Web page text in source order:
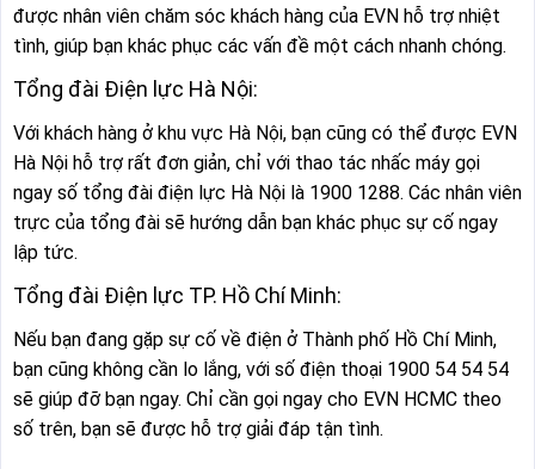
được nhân viên chăm sóc khách hàng của EVN hỗ trợ nhiệt
tình, giúp bạn khác phục các vấn đề một cách nhanh chóng.
Tổng đài Điện lực Hà Nội:
Với khách hàng ở khu vực Hà Nội, bạn cũng có thể được EVN
Hà Nội hỗ trợ rất đơn giản, chỉ với thao tác nhấc máy gọi
ngay số tổng đài điện lực Hà Nội là 1900 1288. Các nhân viên
trực của tổng đài sẽ hướng dẫn bạn khác phục sự cố ngay
lập tức.
Tổng đài Điện lực TP. Hồ Chí Minh:
Nếu bạn đang gặp sự cố về điện ở Thành phố Hồ Chí Minh,
bạn cũng không cần lo lắng, với số điện thoại 1900 54 54 54
sẽ giúp đỡ bạn ngay. Chỉ cần gọi ngay cho EVN HCMC theo
số trên, bạn sẽ được hỗ trợ giải đáp tận tình.